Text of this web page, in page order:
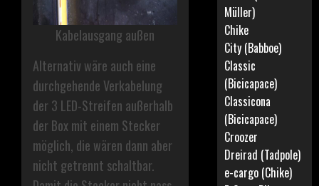
Kabelausgang außen
Alternativ wäre auch eine
durchgehende Verkabelung
der 3 LED-Streifen außerhalb
der Box mit einem Stecker
möglich, die wären dann aber
nicht getrennt schaltbar.
Müller)
Chike
City (Babboe)
Classic
(Bicicapace)
Classicona
(Bicicapace)
Croozer
Dreirad (Tadpole)
e-cargo (Chike)